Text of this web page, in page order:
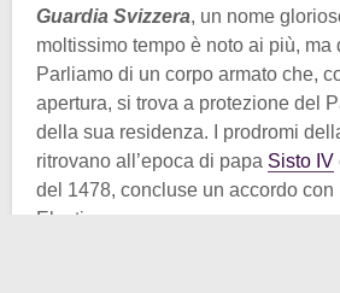
Guardia Svizzera, un nome
moltissimo tempo è noto ai più, ma
Parliamo di un corpo armato che,
apertura, si trova a protezione del
della sua residenza. I prodromi
ritrovano all’epoca di papa Sisto IV
del 1478, concluse un accordo
Elvetica.